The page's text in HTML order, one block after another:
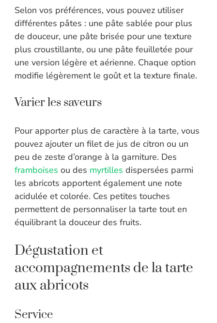
Selon vos préférences, vous pouvez utiliser
différentes pâtes : une pâte sablée pour plus
de douceur, une pâte brisée pour une texture
plus croustillante, ou une pâte feuilletée pour
une version légère et aérienne. Chaque option
modifie légèrement le goût et la texture finale.
Varier les saveurs
Pour apporter plus de caractère à la tarte, vous
pouvez ajouter un filet de jus de citron ou un
peu de zeste d’orange à la garniture. Des
framboises ou des myrtilles dispersées parmi
les abricots apportent également une note
acidulée et colorée. Ces petites touches
permettent de personnaliser la tarte tout en
équilibrant la douceur des fruits.
Dégustation et
accompagnements de la tarte
aux abricots
Service